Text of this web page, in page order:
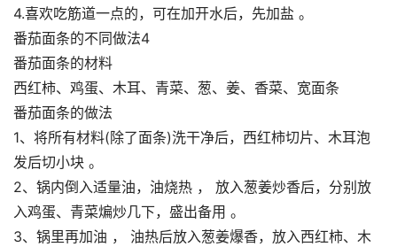
4.喜欢吃筋道一点的，可在加开水后，先加盐 。
番茄面条的不同做法4
番茄面条的材料
西红柿、鸡蛋、木耳、青菜、葱、姜、香菜、宽面条
番茄面条的做法
1、将所有材料(除了面条)洗干净后，西红柿切片、木耳泡
发后切小块 。
2、锅内倒入适量油，油烧热 ， 放入葱姜炒香后，分别放
入鸡蛋、青菜煸炒几下，盛出备用 。
3、锅里再加油 ， 油热后放入葱姜爆香，放入西红柿、木